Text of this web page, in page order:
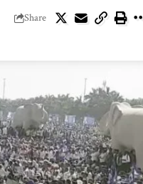
Share